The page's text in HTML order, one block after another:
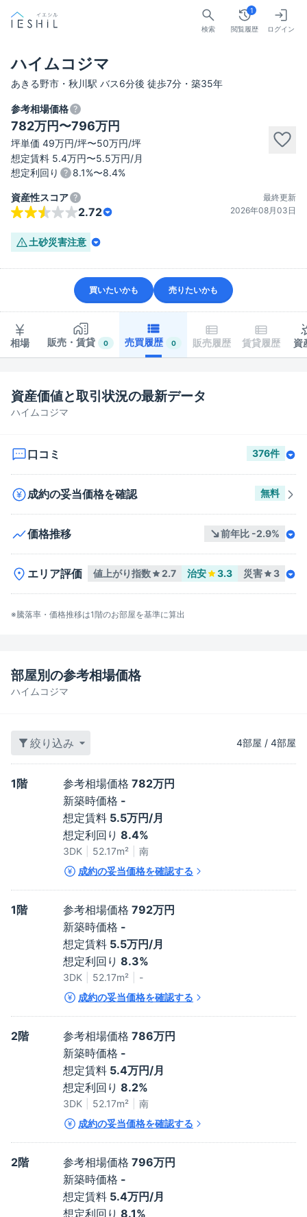
検索 閲覧履歴
1
ログイン
ハイムコジマ
あきる野市・秋川駅 バス6分後 徒歩7分・築35年
参考相場価格
782万円〜796万円
坪単価 49万円/坪〜50万円/坪
想定賃料 5.4万円〜5.5万円/月
想定利回り
8.1%〜8.4%
資産性スコア
2.72
最終更新
2026年08月03日
土砂災害注意
買いたいかも 売りたいかも
相場 販売・賃貸 0 売買履歴 0 販売履歴 賃貸履歴 資
ハイムコジマ
資産価値と取引状況の最新データ
口コミ 376件
成約の妥当価格を確認 無料
価格推移 前年比 -2.9%
エリア評価 値上がり指数 2.7 治安 3.3 災害 3
※騰落率・価格推移は1階のお部屋を基準に算出
ハイムコジマ
部屋別の参考相場価格
絞り込み 4部屋 / 4部屋
1階 参考相場価格 782万円
新築時価格 -
想定賃料 5.5万円/月
想定利回り 8.4%
3DK 52.17m²
南
成約の妥当価格を確認する
1階 参考相場価格 792万円
新築時価格 -
想定賃料 5.5万円/月
想定利回り 8.3%
3DK 52.17m²
-
成約の妥当価格を確認する
2階 参考相場価格 786万円
新築時価格 -
想定賃料 5.4万円/月
想定利回り 8.2%
3DK 52.17m²
南
成約の妥当価格を確認する
2階 参考相場価格 796万円
新築時価格 -
想定賃料 5.4万円/月
想定利回り 8.1%